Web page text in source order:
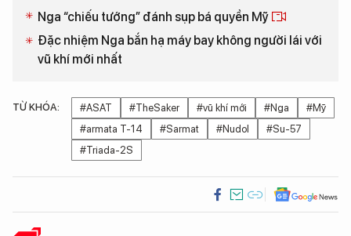
Nga “chiếu tướng” đánh sụp bá quyền Mỹ
Đặc nhiệm Nga bắn hạ máy bay không người lái với
vũ khí mới nhất
TỪ KHÓA: #ASAT #TheSaker #vũ khí mới #Nga
#Mỹ
#armata T-14
#Sarmat #Nudol
#Su-57
#Triada-2S